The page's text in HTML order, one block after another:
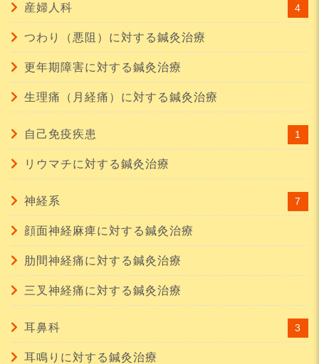
産婦人科 4
つわり（悪阻）に対する鍼灸治療
更年期障害に対する鍼灸治療
生理痛（月経痛）に対する鍼灸治療
自己免疫疾患 1
リウマチに対する鍼灸治療
神経系 7
顔面神経麻痺に対する鍼灸治療
肋間神経痛に対する鍼灸治療
三叉神経痛に対する鍼灸治療
耳鼻科 3
耳鳴りに対する鍼灸治療